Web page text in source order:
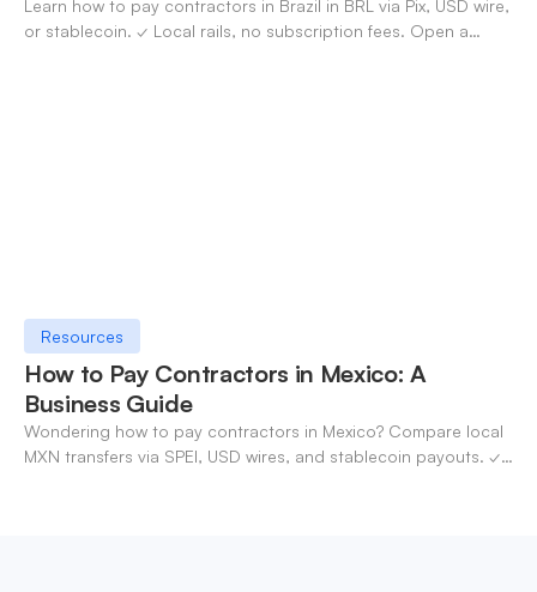
Learn how to pay contractors in Brazil in BRL via Pix, USD wire,
or stablecoin. ✓ Local rails, no subscription fees. Open a
Resources
How to Pay Contractors in Mexico: A
Business Guide
Wondering how to pay contractors in Mexico? Compare local
MXN transfers via SPEI, USD wires, and stablecoin payouts. ✓